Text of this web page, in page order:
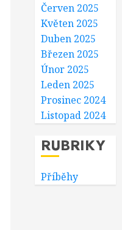
Červen 2025
Květen 2025
Duben 2025
Březen 2025
Únor 2025
Leden 2025
Prosinec 2024
Listopad 2024
RUBRIKY
Příběhy